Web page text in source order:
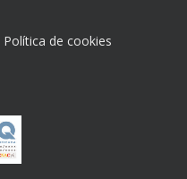
Política de cookies